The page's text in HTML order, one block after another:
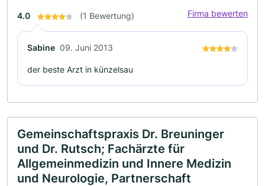
4.0 (1 Bewertung) Firma bewerten
Sabine 09. Juni 2013
der beste Arzt in künzelsau
Gemeinschaftspraxis Dr. Breuninger
und Dr. Rutsch; Fachärzte für
Allgemeinmedizin und Innere Medizin
und Neurologie, Partnerschaft